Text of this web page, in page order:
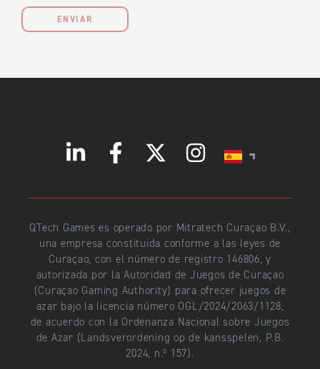
ENVIAR
QTech Games es operado por Mitratech Curaçao B.V.,
una empresa constituida conforme a las leyes de
Curaçao, con el número de registro 146806, y
autorizada por la Autoridad de Juegos de Curaçao
(Curaçao Gaming Authority) para ofrecer juegos de
azar bajo la licencia número OGL/2024/2063/1128,
de acuerdo con la Ordenanza Nacional sobre Juegos
de Azar (Landsverordening op de kansspelen, P.B.
2024, n.º 157).